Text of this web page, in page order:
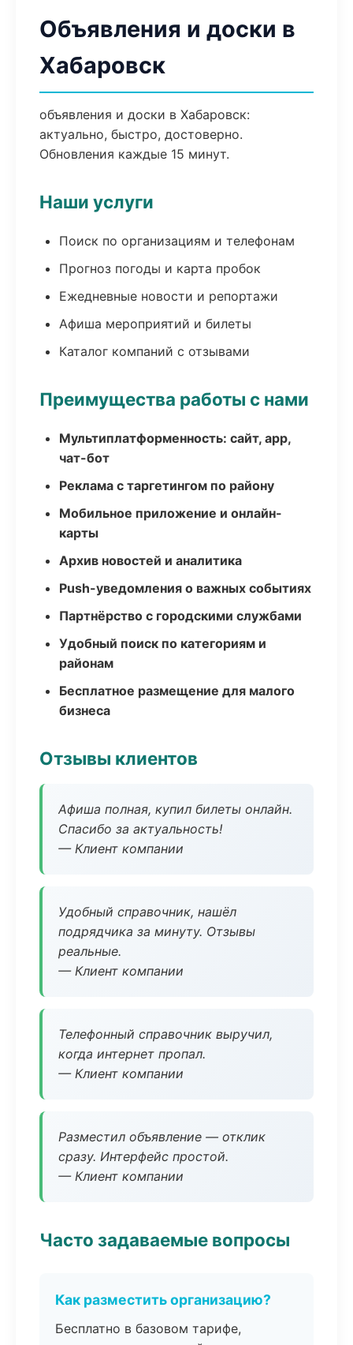
Объявления и доски в
Хабаровск
объявления и доски в Хабаровск:
актуально, быстро, достоверно.
Обновления каждые 15 минут.
Наши услуги
Поиск по организациям и телефонам
Прогноз погоды и карта пробок
Ежедневные новости и репортажи
Афиша мероприятий и билеты
Каталог компаний с отзывами
Преимущества работы с нами
Мультиплатформенность: сайт, app,
чат-бот
Реклама с таргетингом по району
Мобильное приложение и онлайн-
карты
Архив новостей и аналитика
Push-уведомления о важных событиях
Партнёрство с городскими службами
Удобный поиск по категориям и
районам
Бесплатное размещение для малого
бизнеса
Отзывы клиентов
Афиша полная, купил билеты онлайн.
Спасибо за актуальность!
— Клиент компании
Удобный справочник, нашёл
подрядчика за минуту. Отзывы
реальные.
— Клиент компании
Телефонный справочник выручил,
когда интернет пропал.
— Клиент компании
Разместил объявление — отклик
сразу. Интерфейс простой.
— Клиент компании
Часто задаваемые вопросы
Как разместить организацию?
Бесплатно в базовом тарифе,